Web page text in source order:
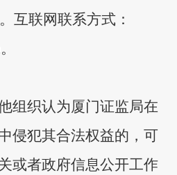
。互联网联系方式：
。
组织认为厦门证监局在
侵犯其合法权益的，可
或者政府信息公开工作